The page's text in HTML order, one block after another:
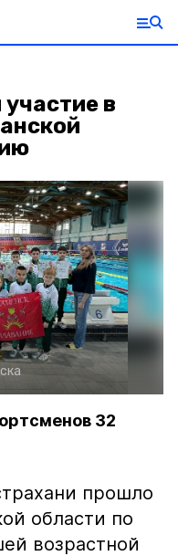
в
32
прошло
области по
возрастной